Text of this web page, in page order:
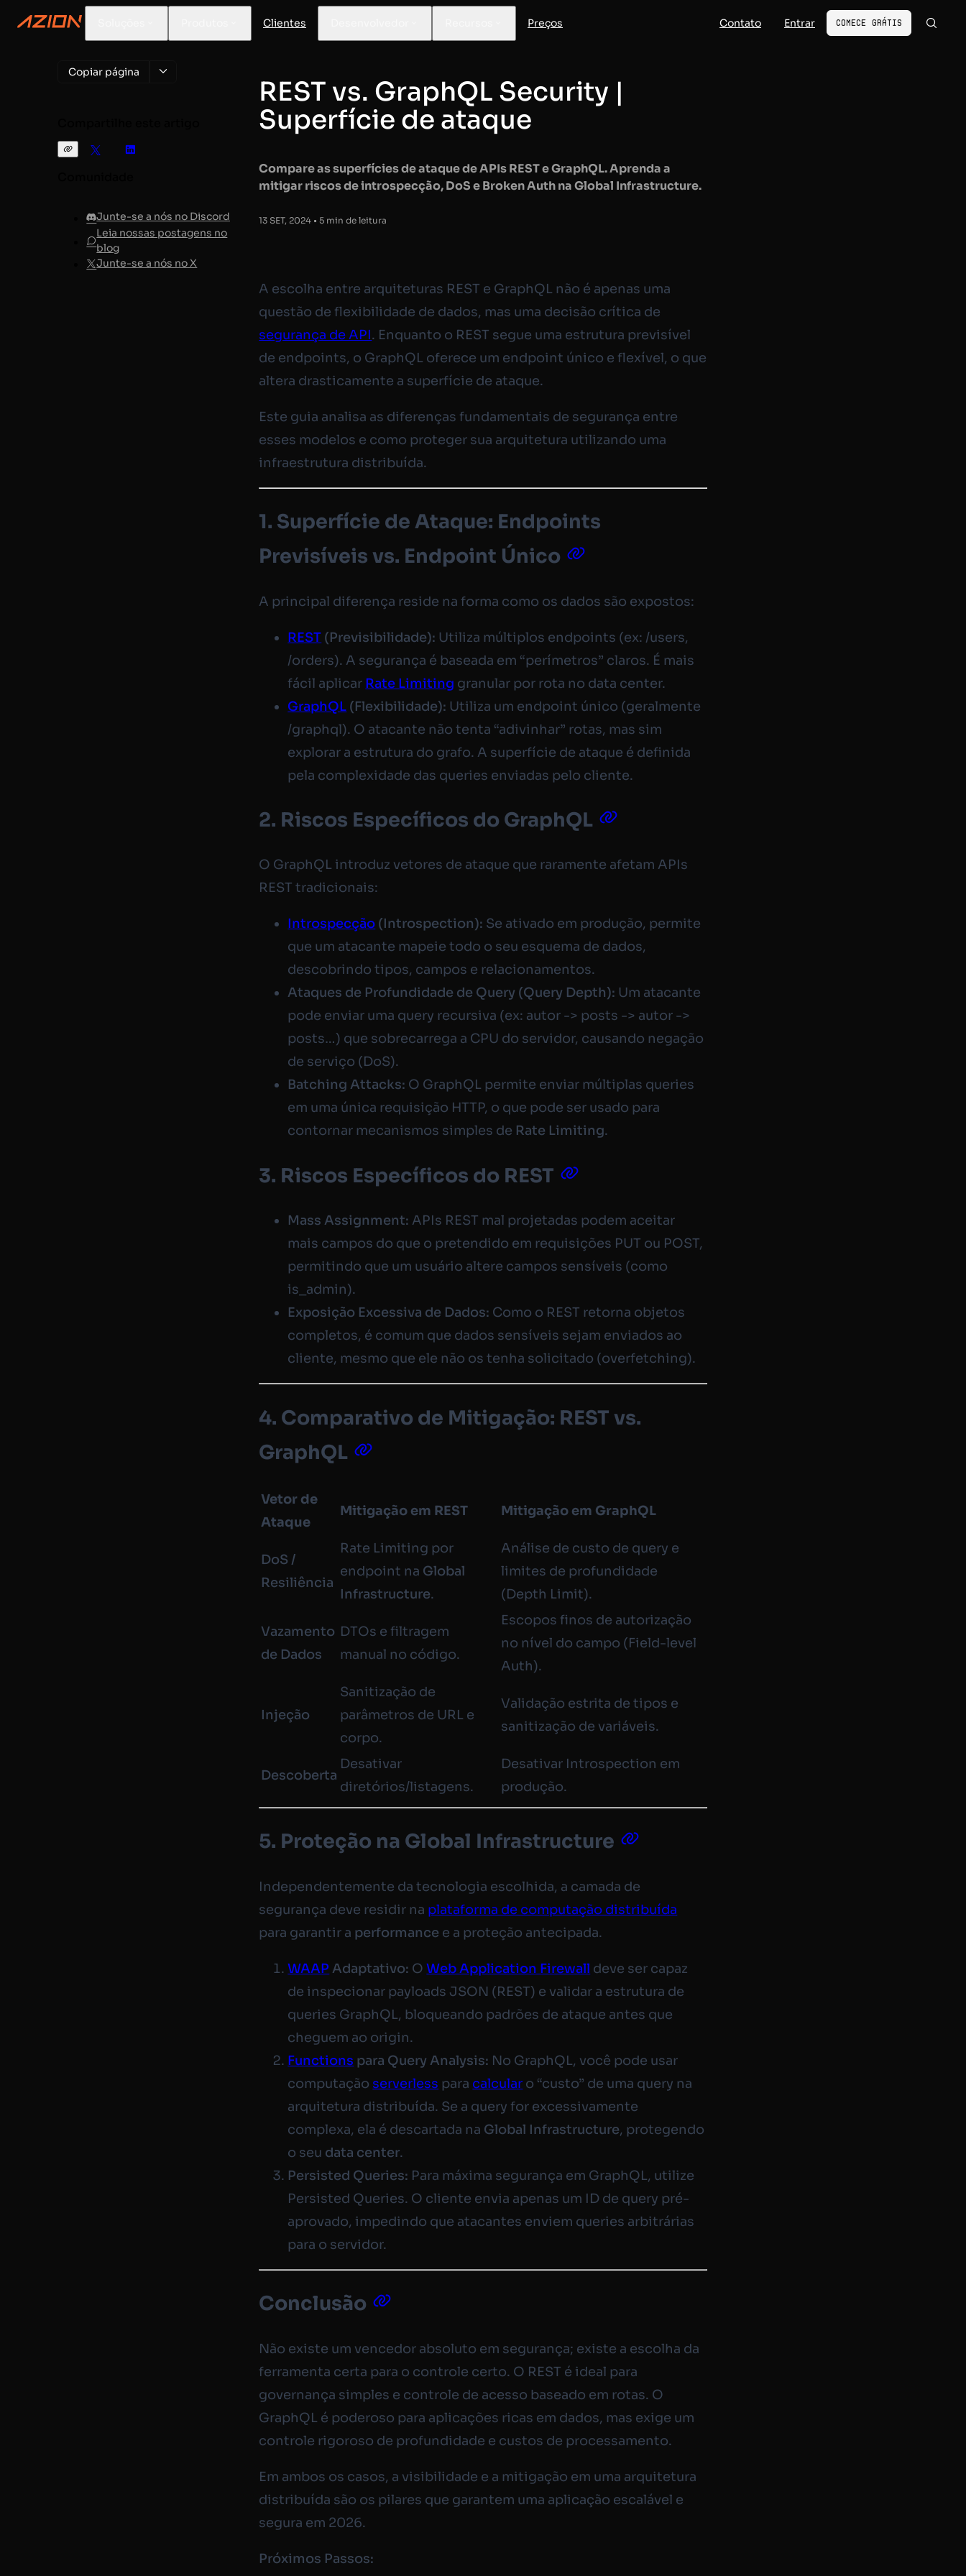
Clientes Preços Contato Entrar Comece Grátis
Copiar página
Junte-se a nós no Discord
Leia nossas postagens no
blog
Junte-se a nós no X
REST vs. GraphQL Security |
Superfície de ataque
Compare as superfícies de ataque de APIs REST e GraphQL. Aprenda a
mitigar riscos de introspecção, DoS e Broken Auth na Global Infrastructure.
13 SET, 2024 • 5 min de leitura
A escolha entre arquiteturas REST e GraphQL não é apenas uma
questão de flexibilidade de dados, mas uma decisão crítica de
segurança de API. Enquanto o REST segue uma estrutura previsível
de endpoints, o GraphQL oferece um endpoint único e flexível, o que
altera drasticamente a superfície de ataque.
Este guia analisa as diferenças fundamentais de segurança entre
esses modelos e como proteger sua arquitetura utilizando uma
infraestrutura distribuída.
1. Superfície de Ataque: Endpoints
Previsíveis vs. Endpoint Único
A principal diferença reside na forma como os dados são expostos:
REST (Previsibilidade): Utiliza múltiplos endpoints (ex: /users,
/orders). A segurança é baseada em “perímetros” claros. É mais
fácil aplicar Rate Limiting granular por rota no data center.
GraphQL (Flexibilidade): Utiliza um endpoint único (geralmente
/graphql). O atacante não tenta “adivinhar” rotas, mas sim
explorar a estrutura do grafo. A superfície de ataque é definida
pela complexidade das queries enviadas pelo cliente.
2. Riscos Específicos do GraphQL
O GraphQL introduz vetores de ataque que raramente afetam APIs
REST tradicionais:
Introspecção (Introspection): Se ativado em produção, permite
que um atacante mapeie todo o seu esquema de dados,
descobrindo tipos, campos e relacionamentos.
Ataques de Profundidade de Query (Query Depth): Um atacante
pode enviar uma query recursiva (ex: autor -> posts -> autor ->
posts…) que sobrecarrega a CPU do servidor, causando negação
de serviço (DoS).
Batching Attacks: O GraphQL permite enviar múltiplas queries
em uma única requisição HTTP, o que pode ser usado para
contornar mecanismos simples de Rate Limiting.
3. Riscos Específicos do REST
Mass Assignment: APIs REST mal projetadas podem aceitar
mais campos do que o pretendido em requisições PUT ou POST,
permitindo que um usuário altere campos sensíveis (como
is_admin).
Exposição Excessiva de Dados: Como o REST retorna objetos
completos, é comum que dados sensíveis sejam enviados ao
cliente, mesmo que ele não os tenha solicitado (overfetching).
4. Comparativo de Mitigação: REST vs.
GraphQL
Vetor de
Ataque
Mitigação em REST Mitigação em GraphQL
DoS /
Resiliência
Rate Limiting por
endpoint na Global
Infrastructure.
Análise de custo de query e
limites de profundidade
(Depth Limit).
Vazamento
de Dados
DTOs e filtragem
manual no código.
Escopos finos de autorização
no nível do campo (Field-level
Auth).
Injeção
Sanitização de
parâmetros de URL e
corpo.
Validação estrita de tipos e
sanitização de variáveis.
Descoberta
Desativar
diretórios/listagens.
Desativar Introspection em
produção.
5. Proteção na Global Infrastructure
Independentemente da tecnologia escolhida, a camada de
segurança deve residir na plataforma de computação distribuída
para garantir a performance e a proteção antecipada.
WAAP Adaptativo: OWeb Application Firewall deve ser capaz
de inspecionar payloads JSON (REST) e validar a estrutura de
queries GraphQL, bloqueando padrões de ataque antes que
cheguem ao origin.
Functions para Query Analysis: No GraphQL, você pode usar
computação serverless para calcular o “custo” de uma query na
arquitetura distribuída. Se a query for excessivamente
complexa, ela é descartada na Global Infrastructure, protegendo
o seu data center.
Persisted Queries: Para máxima segurança em GraphQL, utilize
Persisted Queries. O cliente envia apenas um ID de query pré-
aprovado, impedindo que atacantes enviem queries arbitrárias
para o servidor.
Conclusão
Não existe um vencedor absoluto em segurança; existe a escolha da
ferramenta certa para o controle certo. O REST é ideal para
governança simples e controle de acesso baseado em rotas. O
GraphQL é poderoso para aplicações ricas em dados, mas exige um
controle rigoroso de profundidade e custos de processamento.
Em ambos os casos, a visibilidade e a mitigação em uma arquitetura
distribuída são os pilares que garantem uma aplicação escalável e
segura em 2026.
Próximos Passos: